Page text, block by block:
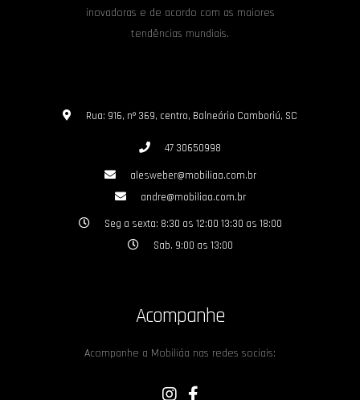
inovadoras e de acordo com as maiores
tendências mundiais.
Rua: 916, nº 369, centro, Balneário Camboriú, SC
47 30650998
alesweber@mobiliaa.com.br
andre@mobiliaa.com.br
Seg a sexta: 8:30 as 12:00 13:30 as 18:00
Sab. 9:00 as 13:00
Acompanhe
Acompanhe a Mobiliáa nas redes sociais: